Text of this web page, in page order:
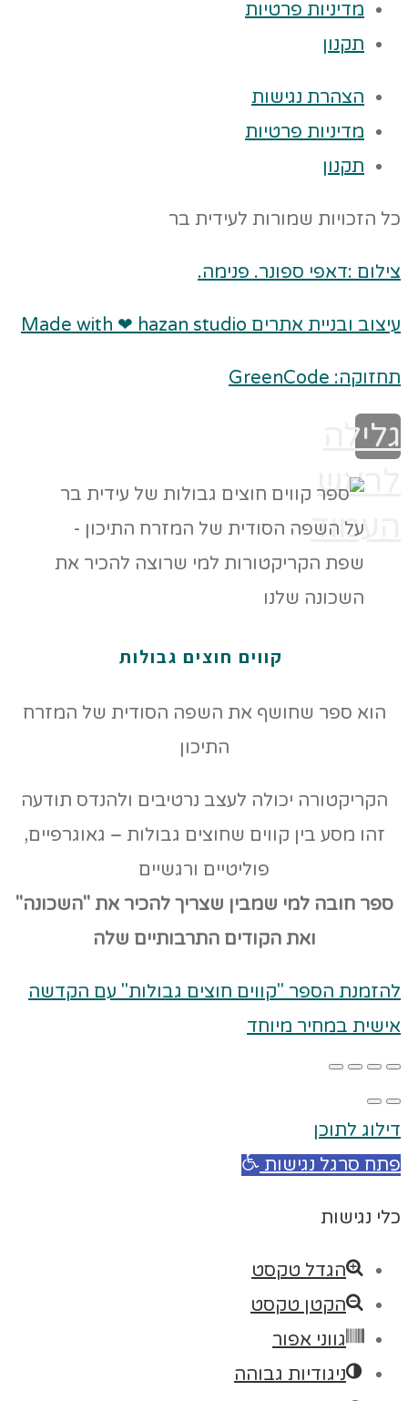
מדיניות פרטיות
תקנון
הצהרת נגישות
מדיניות פרטיות
תקנון
כל הזכויות שמורות לעידית בר
צילום :דאפי ספונר. פנימה.
עיצוב ובניית אתרים Made with ❤ hazan studio
תחזוקה: GreenCode
גלילה
לראש
העמוד
קווים חוצים גבולות
הוא ספר שחושף את השפה הסודית של המזרח
התיכון
הקריקטורה יכולה לעצב נרטיבים ולהנדס תודעה
זהו מסע בין קווים שחוצים גבולות – גאוגרפיים,
פוליטיים ורגשיים
ספר חובה למי שמבין שצריך להכיר את "השכונה"
ואת הקודים התרבותיים שלה
להזמנת הספר "קווים חוצים גבולות" עם הקדשה
אישית במחיר מיוחד
דילוג לתוכן
פתח סרגל נגישות
כלי נגישות
הגדל טקסט
הקטן טקסט
גווני אפור
ניגודיות גבוהה